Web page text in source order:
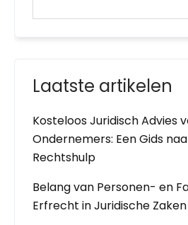
Laatste artikelen
Kosteloos Juridisch Advies
Ondernemers: Een Gids
Rechtshulp
Belang van Personen- en
Erfrecht in Juridische Zaken